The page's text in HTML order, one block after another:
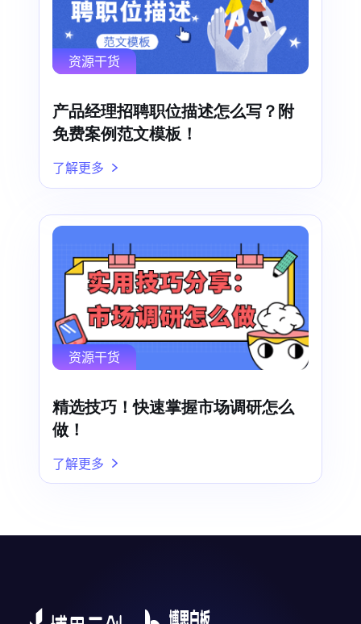
资源干货
产品经理招聘职位描述怎么写？附
免费案例范文模板！
了解更多
资源干货
精选技巧！快速掌握市场调研怎么
做！
了解更多